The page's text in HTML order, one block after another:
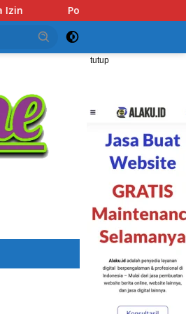
Tersangka Beserta 74
tutup